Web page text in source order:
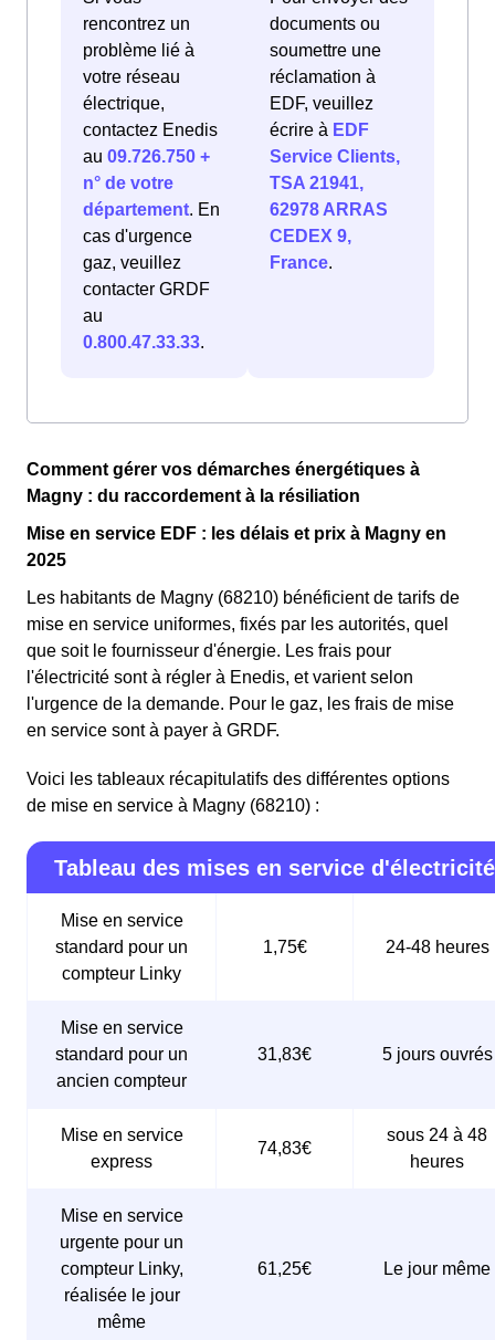
rencontrez un
problème lié à
votre réseau
électrique,
contactez Enedis
au 09.726.750 +
n° de votre
département. En
cas d'urgence
gaz, veuillez
contacter GRDF
au
0.800.47.33.33.
documents ou
soumettre une
réclamation à
EDF, veuillez
écrire à EDF
Service Clients,
TSA 21941,
62978 ARRAS
CEDEX 9,
France.
Comment gérer vos démarches énergétiques à
Magny : du raccordement à la résiliation
Mise en service EDF : les délais et prix à Magny en
2025
Les habitants de Magny (68210) bénéficient de tarifs de
mise en service uniformes, fixés par les autorités, quel
que soit le fournisseur d'énergie. Les frais pour
l'électricité sont à régler à Enedis, et varient selon
l'urgence de la demande. Pour le gaz, les frais de mise
en service sont à payer à GRDF.
Voici les tableaux récapitulatifs des différentes options
de mise en service à Magny (68210) :
Tableau des mises en service d'électricité
Mise en service
standard pour un
compteur Linky
1,75€ 24-48 heures
Mise en service
standard pour un
ancien compteur
31,83€ 5 jours ouvrés
Mise en service
express
74,83€
sous 24 à 48
heures
Mise en service
urgente pour un
compteur Linky,
réalisée le jour
même
61,25€ Le jour même